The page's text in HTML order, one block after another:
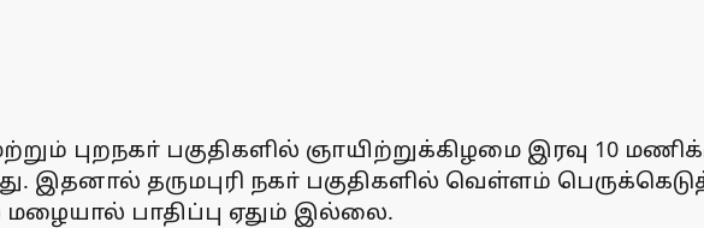
புறநகா் பகுதிகளில் ஞாயிற்றுக்கிழமை இரவு 10
இதனால் தருமபுரி நகா் பகுதிகளில் வெள்ளம்
மழையால் பாதிப்பு ஏதும் இல்லை.